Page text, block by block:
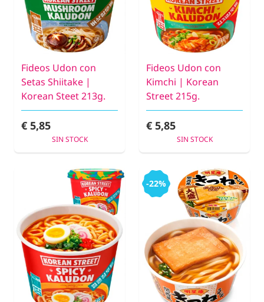
Fideos Udon con
Setas Shiitake |
Korean Steet 213g.
€ 5,85
SIN STOCK
Fideos Udon con
Kimchi | Korean
Street 215g.
€ 5,85
SIN STOCK
-22%